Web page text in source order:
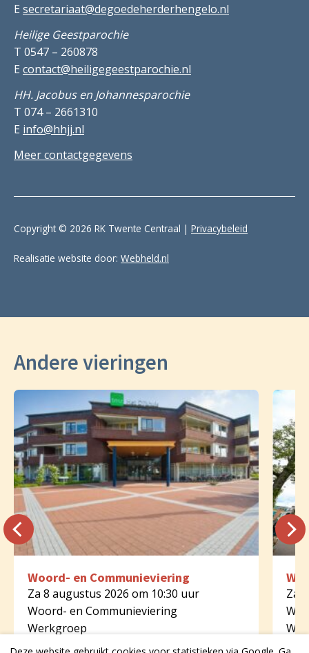
E secretariaat@degoedeherderhengelo.nl
Heilige Geestparochie
T 0547 – 260878
E contact@heiligegeestparochie.nl
HH. Jacobus en Johannesparochie
T 074 – 2661310
E info@hhjj.nl
Meer contactgegevens
Copyright © 2026 RK Twente Centraal | Privacybeleid
Realisatie website door: Webheld.nl
Andere vieringen
Woord- en Communieviering
Za 8 augustus 2026 om 10:30 uur
Woord- en Communieviering
Werkgroep
Dijkhuis Borne
Za